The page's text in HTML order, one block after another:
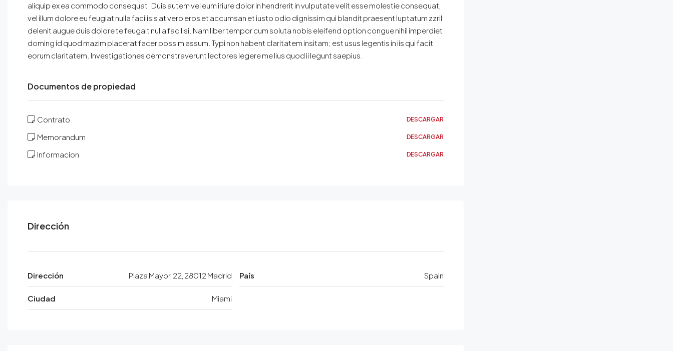
aliquip ex ea commodo consequat. Duis autem vel eum iriure dolor in hendrerit in vulputate velit esse molestie consequat,
vel illum dolore eu feugiat nulla facilisis at vero eros et accumsan et iusto odio dignissim qui blandit praesent luptatum zzril
delenit augue duis dolore te feugait nulla facilisi. Nam liber tempor cum soluta nobis eleifend option congue nihil imperdiet
doming id quod mazim placerat facer possim assum. Typi non habent claritatem insitam; est usus legentis in iis qui facit
eorum claritatem. Investigationes demonstraverunt lectores legere me lius quod ii legunt saepius.
Documentos de propiedad
Contrato DESCARGAR
Memorandum DESCARGAR
Informacion DESCARGAR
Dirección
Dirección Plaza Mayor, 22, 28012 Madrid
Ciudad Miami
País Spain